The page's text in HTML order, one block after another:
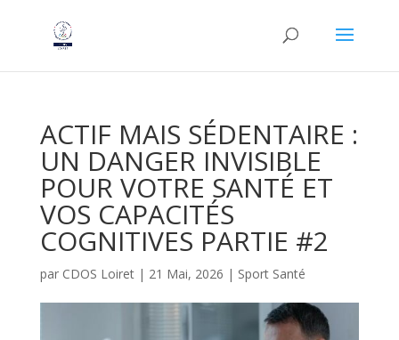
ACTIF MAIS SÉDENTAIRE :
UN DANGER INVISIBLE
POUR VOTRE SANTÉ ET
VOS CAPACITÉS
COGNITIVES PARTIE #2
par CDOS Loiret| 21 Mai, 2026 | Sport Santé